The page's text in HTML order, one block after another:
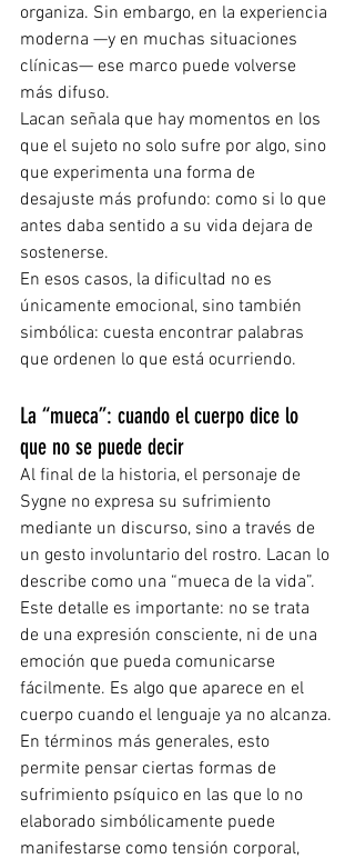
organiza. Sin embargo, en la experiencia
moderna —y en muchas situaciones
clínicas— ese marco puede volverse
más difuso.
Lacan señala que hay momentos en los
que el sujeto no solo sufre por algo, sino
que experimenta una forma de
desajuste más profundo: como si lo que
antes daba sentido a su vida dejara de
sostenerse.
En esos casos, la dificultad no es
únicamente emocional, sino también
simbólica: cuesta encontrar palabras
que ordenen lo que está ocurriendo.
La “mueca”: cuando el cuerpo dice lo
que no se puede decir
Al final de la historia, el personaje de
Sygne no expresa su sufrimiento
mediante un discurso, sino a través de
un gesto involuntario del rostro. Lacan lo
describe como una “mueca de la vida”.
Este detalle es importante: no se trata
de una expresión consciente, ni de una
emoción que pueda comunicarse
fácilmente. Es algo que aparece en el
cuerpo cuando el lenguaje ya no alcanza.
En términos más generales, esto
permite pensar ciertas formas de
sufrimiento psíquico en las que lo no
elaborado simbólicamente puede
manifestarse como tensión corporal,